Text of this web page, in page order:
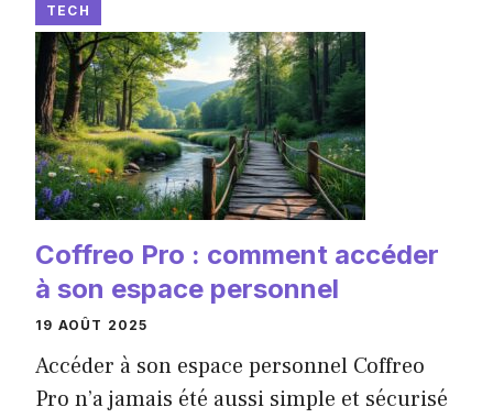
TECH
Coffreo Pro : comment accéder
à son espace personnel
19 AOÛT 2025
Accéder à son espace personnel Coffreo
Pro n’a jamais été aussi simple et sécurisé